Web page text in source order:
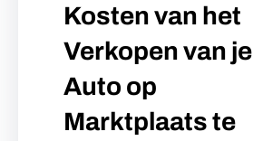
Kosten van het
Verkopen van je
Auto op
Marktplaats te